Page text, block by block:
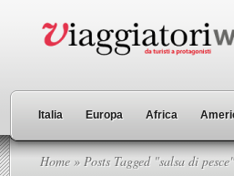
Italia Europa Africa
Home » Posts Tagged "salsa di pesce"